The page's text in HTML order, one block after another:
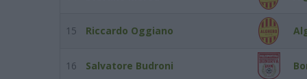
15 Riccardo Oggiano
16 Salvatore Budroni